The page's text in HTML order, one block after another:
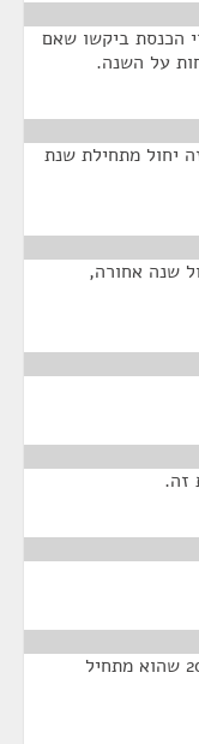
הכנסת ביקשו שאם
על השנה.
יחול מתחילת שנת
שנה אחורה,
זה.
צריך לכתוב משהו על החיוב של שנת 2010 שהוא מתחיל